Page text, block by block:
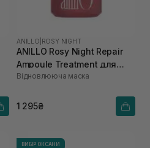
ANILLO ROSY NIGHT
ANILLO Rosy Night Repair
Ampoule Treatment для
сухого та пошкодженого
Відновлююча маска
1 295₴
ВИБІР ОКСАНИ